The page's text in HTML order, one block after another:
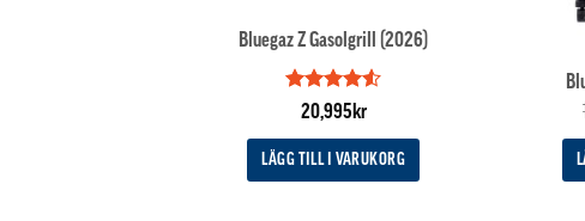
Bluegaz Z Gasolgrill (2026)
Betygsatt
4.5av 5
20,995kr
LÄGG TILL I VARUKORG